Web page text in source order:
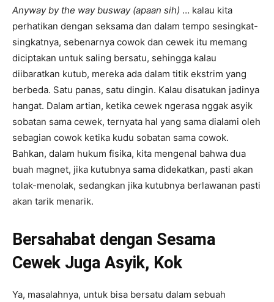
Anyway by the way busway (apaan sih) … kalau kita
perhatikan dengan seksama dan dalam tempo sesingkat-
singkatnya, sebenarnya cowok dan cewek itu memang
diciptakan untuk saling bersatu, sehingga kalau
diibaratkan kutub, mereka ada dalam titik ekstrim yang
berbeda. Satu panas, satu dingin. Kalau disatukan jadinya
hangat. Dalam artian, ketika cewek ngerasa nggak asyik
sobatan sama cewek, ternyata hal yang sama dialami oleh
sebagian cowok ketika kudu sobatan sama cowok.
Bahkan, dalam hukum fisika, kita mengenal bahwa dua
buah magnet, jika kutubnya sama didekatkan, pasti akan
tolak-menolak, sedangkan jika kutubnya berlawanan pasti
akan tarik menarik.
Bersahabat dengan Sesama
Cewek Juga Asyik, Kok
Ya, masalahnya, untuk bisa bersatu dalam sebuah